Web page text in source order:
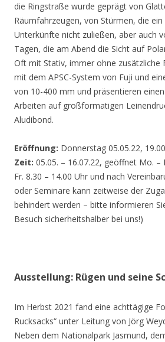
die Ringstraße wurde geprägt von
Räumfahrzeugen, von Stürmen, die ein
Unterkünfte nicht zuließen, aber auch
Tagen, die am Abend die Sicht auf
Oft mit Stativ, immer ohne zusätzliche
mit dem APSC-System von Fuji und
von 10-400 mm und präsentieren
Arbeiten auf großformatigen
Aludibond.
Eröffnung: Donnerstag 05.05.22,
Zeit: 05.05. – 16.07.22, geöffnet Mo. –
Fr. 8.30 – 14.00 Uhr und nach
oder Seminare kann zeitweise der
behindert werden – bitte informieren
Besuch sicherheitshalber bei uns!)
Ausstellung: Rügen und seine
Im Herbst 2021 fand eine achttägige
Rucksacks“ unter Leitung von Jörg
Neben dem Nationalpark Jasmund,